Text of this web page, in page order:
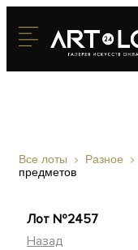
Все лоты Разное
предметов
Лот №2457
Назад